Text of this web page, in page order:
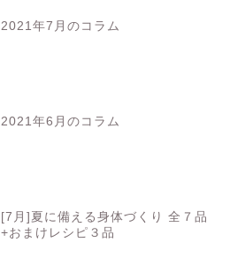
2021年7月のコラム
2021年6月のコラム
[7月]夏に備える身体づくり 全７品
+おまけレシピ３品